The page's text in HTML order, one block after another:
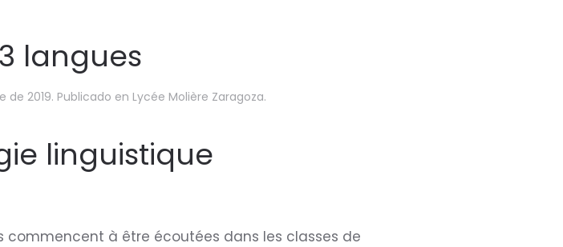
langues
de 2019. Publicado en Lycée Molière Zaragoza.
linguistique
commencent à être écoutées dans les classes de